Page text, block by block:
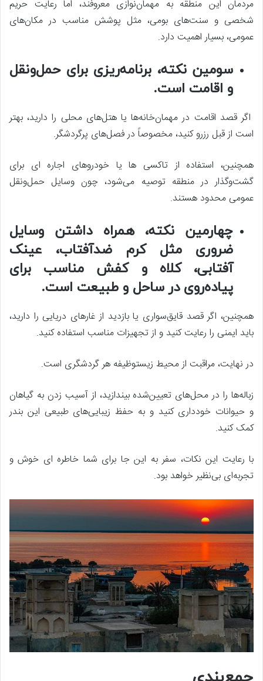
مردمان این منطقه به مهمان‌نوازی معروفند، اما رعایت حریم
شخصی و سنت‌های بومی، مثل پوشش مناسب در مکان‌های
عمومی، بسیار اهمیت دارد.
سومین نکته، برنامه‌ریزی برای حمل‌ونقل
و اقامت است.
اگر قصد اقامت در مهمان‌خانه‌ها یا هتل‌های محلی را دارید، بهتر
است از قبل رزرو کنید، مخصوصاً در فصل‌های پرگردشگر.
همچنین، استفاده از تاکسی‌ ها یا خودروهای اجاره‌ ای برای
گشت‌وگذار در منطقه توصیه می‌شود، چون وسایل حمل‌ونقل
عمومی محدود هستند.
چهارمین نکته، همراه داشتن وسایل
ضروری مثل کرم ضدآفتاب، عینک
آفتابی، کلاه و کفش مناسب برای
پیاده‌روی در ساحل و طبیعت است.
همچنین، اگر قصد قایق‌سواری یا بازدید از غارهای دریایی را دارید،
باید ایمنی را رعایت کنید و از تجهیزات مناسب استفاده کنید.
در نهایت، مراقبت از محیط زیستوظیفه هر گردشگری است.
زباله‌ها را در محل‌های تعیین‌شده بیندازید، از آسیب زدن به گیاهان
و حیوانات خودداری کنید و به حفظ زیبایی‌های طبیعی این بندر
کمک کنید.
با رعایت این نکات، سفر به این جا برای شما خاطره‌ ای خوش و
تجربه‌ای بی‌نظیر خواهد بود.